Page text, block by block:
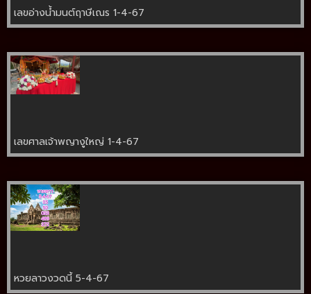
เลขอ่างน้ำมนต์ฤาษีเณร 1-4-67
เลขศาลเจ้าพญางูใหญ่ 1-4-67
หวยลาวงวดนี้ 5-4-67